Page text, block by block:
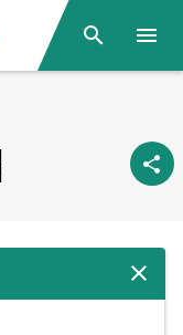
Otsing
Sulge